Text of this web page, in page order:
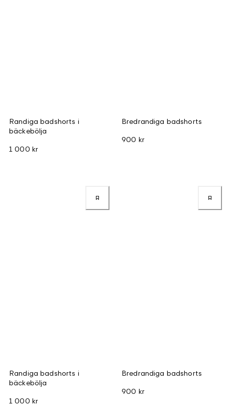
Randiga badshorts i
bäckebölja
1 000 kr
Bredrandiga badshorts
900 kr
Randiga badshorts i
bäckebölja
1 000 kr
Bredrandiga badshorts
900 kr